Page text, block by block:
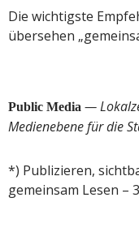
Die wichtigste
übersehen
Public Media —
Medienebene für die
*) Publizieren,
gemeinsam Lesen –